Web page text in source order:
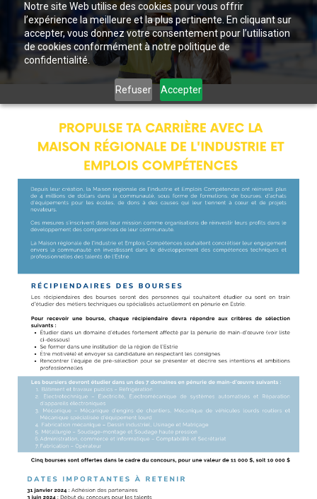
Notre site Web utilise des cookies pour vous offrir
l’expérience la meilleure et la plus pertinente. En cliquant sur
accepter, vous donnez votre consentement pour l’utilisation
de cookies conformément à notre politique de
confidentialité.
Refuser Accepter